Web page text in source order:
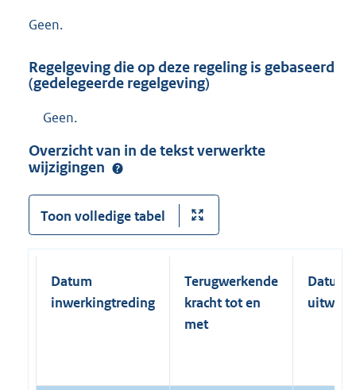
Geen.
Regelgeving die op deze regeling is gebaseerd
(gedelegeerde regelgeving)
Geen.
Overzicht van in de tekst verwerkte
wijzigingen
Toon volledige tabel
Datum
inwerkingtreding
Terugwerkende
kracht tot en
met
Datum